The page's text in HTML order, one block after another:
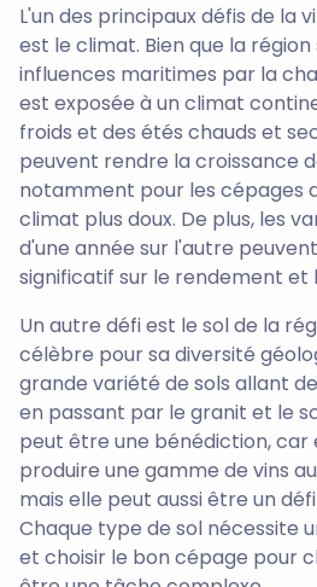
L'un des principaux défis de la
est le climat. Bien que la
influences maritimes par la
est exposée à un climat
froids et des étés chauds et
peuvent rendre la croissance
notamment pour les cépages
climat plus doux. De plus, les
d'une année sur l'autre
significatif sur le rendement et
Un autre défi est le sol de la
célèbre pour sa diversité
grande variété de sols allant
en passant par le granit et le
peut être une bénédiction, car
produire une gamme de vins
mais elle peut aussi être un
Chaque type de sol nécessite
et choisir le bon cépage pour